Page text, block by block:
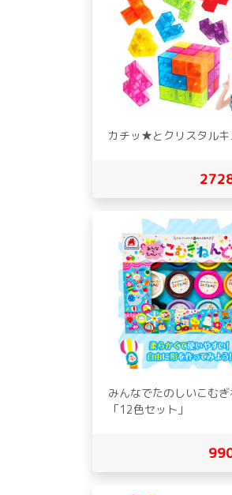
カチッ★とクリスタルキ
みんなでたのしいこむ
「12色セット」